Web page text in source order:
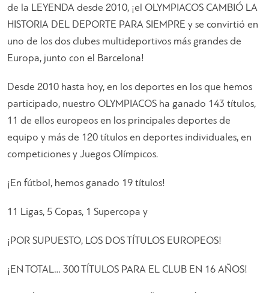
de la LEYENDA desde 2010, ¡el OLYMPIACOS CAMBIÓ LA
HISTORIA DEL DEPORTE PARA SIEMPRE y se convirtió en
uno de los dos clubes multideportivos más grandes de
Europa, junto con el Barcelona!
Desde 2010 hasta hoy, en los deportes en los que hemos
participado, nuestro OLYMPIACOS ha ganado 143 títulos,
11 de ellos europeos en los principales deportes de
equipo y más de 120 títulos en deportes individuales, en
competiciones y Juegos Olímpicos.
¡En fútbol, hemos ganado 19 títulos!
11 Ligas, 5 Copas, 1 Supercopa y
¡POR SUPUESTO, LOS DOS TÍTULOS EUROPEOS!
¡EN TOTAL… 300 TÍTULOS PARA EL CLUB EN 16 AÑOS!